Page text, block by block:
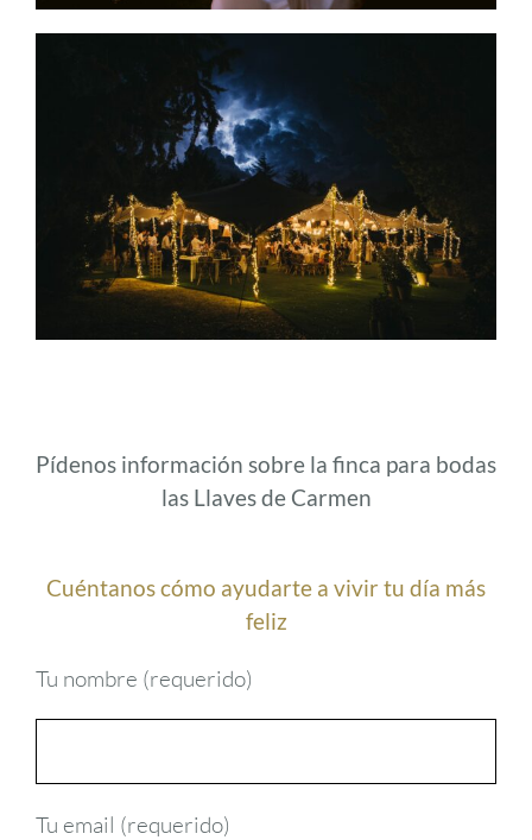
Pídenos información sobre la finca para bodas
las Llaves de Carmen
Cuéntanos cómo ayudarte a vivir tu día más
feliz
Tu nombre (requerido)
Tu email (requerido)